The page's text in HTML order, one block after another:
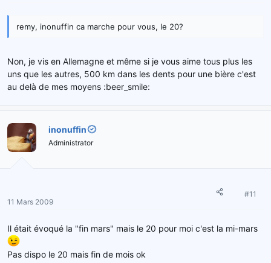
remy, inonuffin ca marche pour vous, le 20?
Non, je vis en Allemagne et même si je vous aime tous plus les
uns que les autres, 500 km dans les dents pour une bière c'est
au delà de mes moyens :beer_smile:
inonuffin
Administrator
11 Mars 2009
#11
Il était évoqué la "fin mars" mais le 20 pour moi c'est la mi-mars
Pas dispo le 20 mais fin de mois ok